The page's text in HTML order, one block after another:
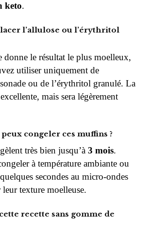
keto.
l’allulose ou l’érythritol
donne le résultat le plus moelleux,
utiliser uniquement de
ou de l’érythritol granulé. La
mais sera légèrement
congeler ces muffins ?
très bien jusqu’à 3 mois.
à température ambiante ou
secondes au micro-ondes
texture moelleuse.
recette sans gomme de